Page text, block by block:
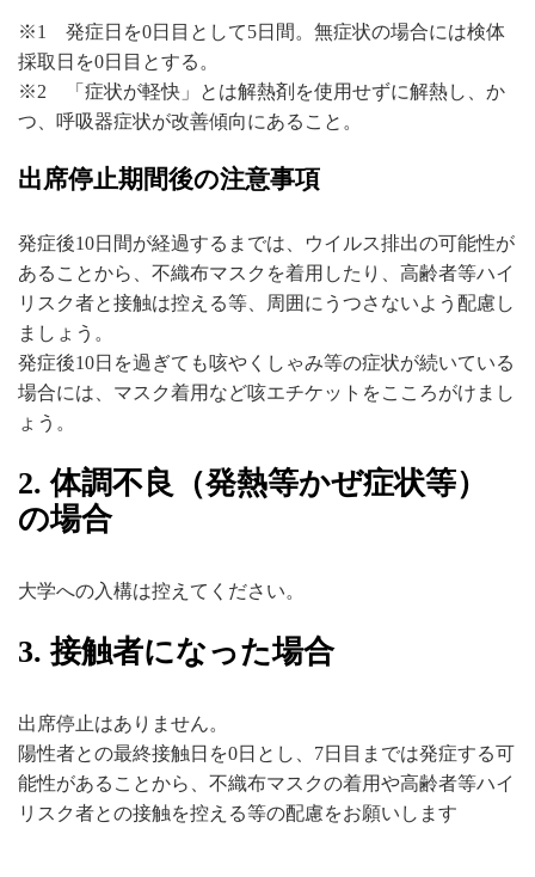
※1 発症日を0日目として5日間。無症状の場合には検体
採取日を0日目とする。
※2 「症状が軽快」とは解熱剤を使用せずに解熱し、か
つ、呼吸器症状が改善傾向にあること。
出席停止期間後の注意事項
発症後10日間が経過するまでは、ウイルス排出の可能性が
あることから、不織布マスクを着用したり、高齢者等ハイ
リスク者と接触は控える等、周囲にうつさないよう配慮し
ましょう。
発症後10日を過ぎても咳やくしゃみ等の症状が続いている
場合には、マスク着用など咳エチケットをこころがけまし
ょう。
2. 体調不良（発熱等かぜ症状等）
の場合
大学への入構は控えてください。
3. 接触者になった場合
出席停止はありません。
陽性者との最終接触日を0日とし、7日目までは発症する可
能性があることから、不織布マスクの着用や高齢者等ハイ
リスク者との接触を控える等の配慮をお願いします